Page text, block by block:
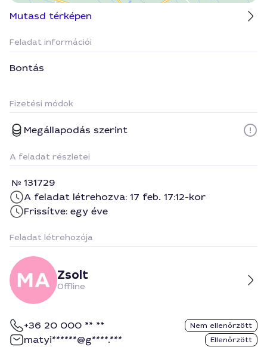
Mutasd térképen
Feladat információi
Bontás
Fizetési módok
Megállapodás szerint
A feladat részletei
131729
A feladat létrehozva: 17 feb. 17:12-kor
Frissítve: egy éve
Feladat létrehozója
Zsolt
Offline
+36 20 000 ** ** Nem ellenőrzött
matyi******@g****.*** Ellenőrzött